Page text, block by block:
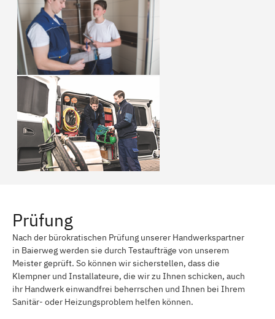
Prüfung
Nach der bürokratischen Prüfung unserer Handwerkspartner
in Baierweg werden sie durch Testaufträge von unserem
Meister geprüft. So können wir sicherstellen, dass die
Klempner und Installateure, die wir zu Ihnen schicken, auch
ihr Handwerk einwandfrei beherrschen und Ihnen bei Ihrem
Sanitär- oder Heizungsproblem helfen können.